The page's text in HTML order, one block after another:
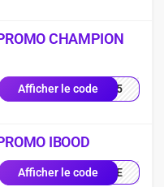
CHAMPION
Afficher le codeUE15
IBOOD
Afficher le codeIQUE